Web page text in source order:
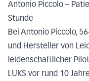
Antonio Piccolo –
Stunde
Bei Antonio Piccolo,
und Hersteller von
leidenschaftlicher
LUKS vor rund 10